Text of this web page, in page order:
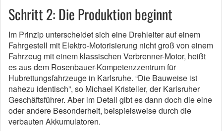
Schritt 2: Die Produktion beginnt
Im Prinzip unterscheidet sich eine Drehleiter auf einem
Fahrgestell mit Elektro-Motorisierung nicht groß von einem
Fahrzeug mit einem klassischen Verbrenner-Motor, heißt
es aus dem Rosenbauer-Kompetenzzentrum für
Hubrettungsfahrzeuge in Karlsruhe. “Die Bauweise ist
nahezu identisch”, so Michael Kristeller, der Karlsruher
Geschäftsführer. Aber im Detail gibt es dann doch die eine
oder andere Besonderheit, beispielsweise durch die
verbauten Akkumulatoren.